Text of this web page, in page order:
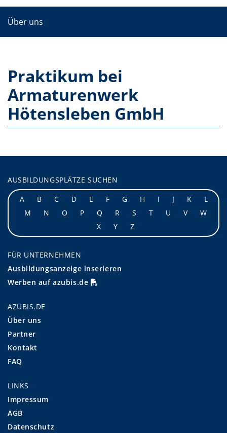
Über uns
Praktikum bei
Armaturenwerk
Hötensleben GmbH
AUSBILDUNGSPLÄTZE SUCHEN
A
B C D E F G H I J K
L
M
N O P Q R S T U V
W
X
Y Z
FÜR UNTERNEHMEN
Ausbildungsanzeige inserieren
Werben auf azubis.de
AZUBIS.DE
Über uns
Partner
Kontakt
FAQ
LINKS
Impressum
AGB
Datenschutz